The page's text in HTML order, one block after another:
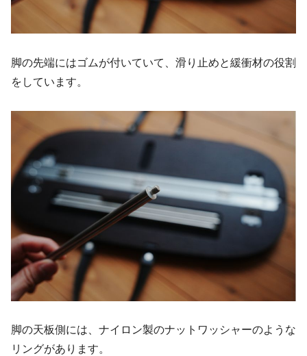
脚の先端にはゴムが付いていて、滑り止めと緩衝材の役割
をしています。
脚の天板側には、ナイロン製のナットワッシャーのような
リングがあります。